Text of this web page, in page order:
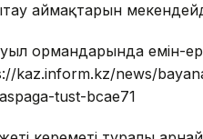
аймақтарын
ормандарында емін-
kaz.inform.kz/news/
tust-bcae71